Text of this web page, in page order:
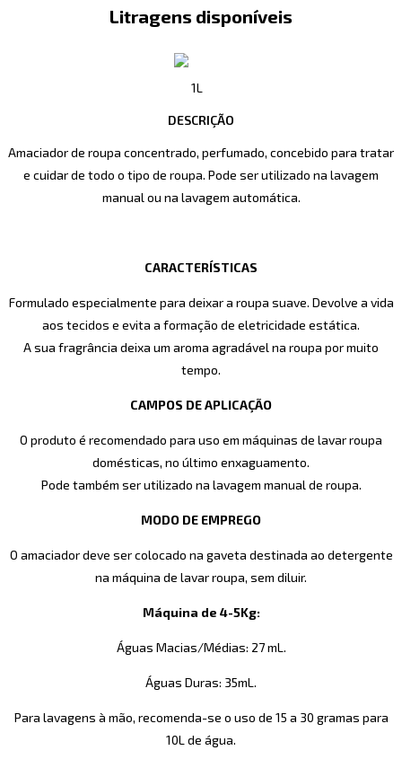
Litragens disponíveis
1L
DESCRIÇÃO
Amaciador de roupa concentrado, perfumado, concebido para tratar
e cuidar de todo o tipo de roupa. Pode ser utilizado na lavagem
manual ou na lavagem automática.
CARACTERÍSTICAS
Formulado especialmente para deixar a roupa suave. Devolve a vida
aos tecidos e evita a formação de eletricidade estática.
A sua fragrância deixa um aroma agradável na roupa por muito
tempo.
CAMPOS DE APLICAÇÃO
O produto é recomendado para uso em máquinas de lavar roupa
domésticas, no último enxaguamento.
Pode também ser utilizado na lavagem manual de roupa.
MODO DE EMPREGO
O amaciador deve ser colocado na gaveta destinada ao detergente
na máquina de lavar roupa, sem diluir.
Máquina de 4-5Kg:
Águas Macias/Médias: 27 mL.
Águas Duras: 35mL.
Para lavagens à mão, recomenda-se o uso de 15 a 30 gramas para
10L de água.